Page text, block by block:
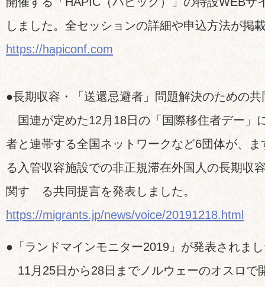
しました。全セッションの詳細や申込方法が掲
https://hapiconf.com
●長期収容・「送還忌避者」問題解決のための共
国連が定めた12月18日の「国際移住者デー」
者と連帯する全国ネットワークなど6団体が、ま
る入管収容施設での非正規滞在外国人の長期収
関す る共同提言を発表しました。
https://migrants.jp/news/voice/20191218.html
●「ランドマインモニター2019」が発表されま
11月25日から28日までノルウェーのオスロで